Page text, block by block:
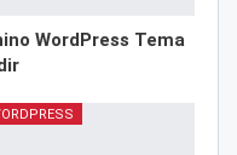
WordPress Tema